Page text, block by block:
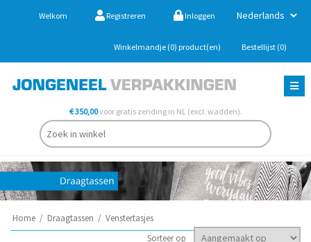
Welkom Registreren Inloggen
Winkelmandje (0) product(en) Bestellijst (0)
€ 350,00voor gratis zending in NL (excl. wadden).
Home / Draagtassen / Venstertasjes
Sorteer op